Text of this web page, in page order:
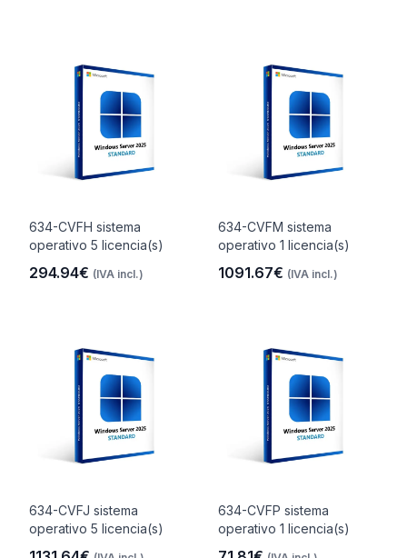
634-CVFH sistema
operativo 5 licencia(s)
294.94€ (IVA incl.)
634-CVFM sistema
operativo 1 licencia(s)
1091.67€ (IVA incl.)
634-CVFJ sistema
operativo 5 licencia(s)
634-CVFP sistema
operativo 1 licencia(s)